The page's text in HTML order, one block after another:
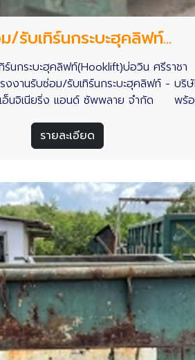
/รับเทิร์นกระบะฮุคลิฟท์...
ร์นกระบะฮุคลิฟท์(Hooklift)บ่อวิน ศรีราชา
งงานรับซ่อม/รับเทิร์นกระบะฮุคลิฟท์ - บริ
อ็นจิเนียริ่ง แอนด์ ซัพพลาย จำกัด พร้
เขตอุตสาหกรรมทั่วประเทศไทย อ่านเพิ่มเติม
รายละเอียด